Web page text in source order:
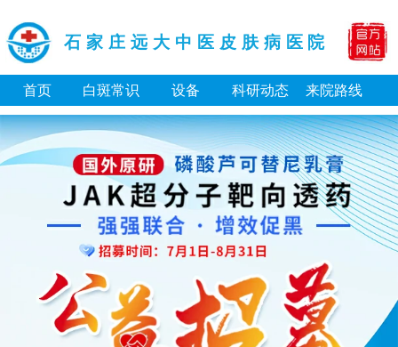
石家庄远大中医皮肤病医院
首页 白斑常识 设备 科研动态 来院路线